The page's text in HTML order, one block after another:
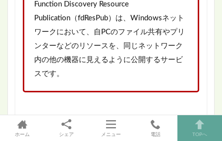
Function Discovery Resource
Publication（fdResPub）は、Windowsネット
ワークにおいて、自PCのファイル共有やプリ
ンターなどのリソースを、同じネットワーク
内の他の機器に見えるように公開するサービ
スです。
ホーム シェア メニュー 電話 TOPへ